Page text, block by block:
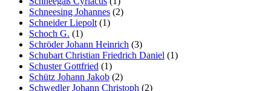
Schneesing Johannes (2)
Schneider Liepolt (1)
Schoch G. (1)
Schröder Johann Heinrich (3)
Schubart Christian Friedrich Daniel (1)
Schuster Gottfried (1)
Schütz Johann Jakob (2)
Schwedler Johann Christoph (2)